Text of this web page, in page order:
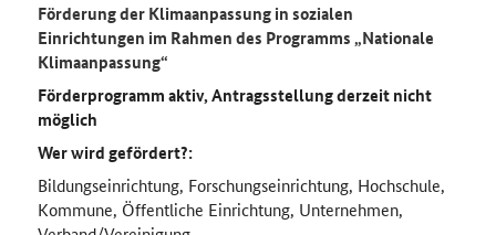
Förderung der Klimaanpassung in sozialen
Einrichtungen im Rahmen des Programms „Nationale
Klimaanpassung“
Förderprogramm aktiv, Antragsstellung derzeit nicht
möglich
Wer wird gefördert?:
Bildungseinrichtung, Forschungseinrichtung, Hochschule,
Kommune, Öffentliche Einrichtung, Unternehmen,